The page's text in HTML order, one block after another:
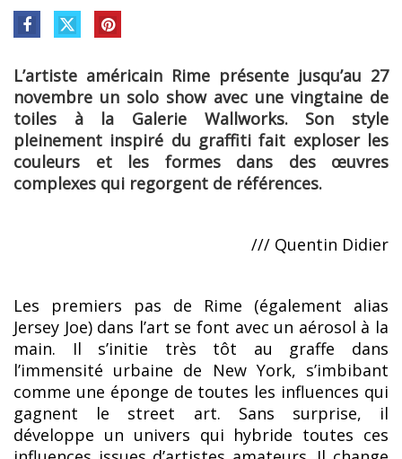
L’artiste américain Rime présente jusqu’au 27
novembre un solo show avec une vingtaine de
toiles à la Galerie Wallworks. Son style
pleinement inspiré du graffiti fait exploser les
couleurs et les formes dans des œuvres
complexes qui regorgent de références.
/// Quentin Didier
Les premiers pas de Rime (également alias
Jersey Joe) dans l’art se font avec un aérosol à la
main. Il s’initie très tôt au graffe dans
l’immensité urbaine de New York, s’imbibant
comme une éponge de toutes les influences qui
gagnent le street art. Sans surprise, il
développe un univers qui hybride toutes ces